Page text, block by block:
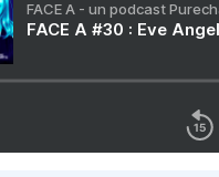
FACE A - un podcast
FACE A #30 : Eve